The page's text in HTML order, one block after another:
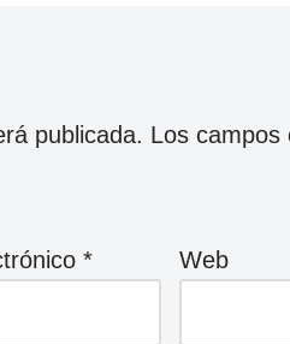
publicada. Los campos
* Web